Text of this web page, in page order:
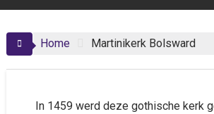
Home Martinikerk Bolsward
In 1459 werd deze gothische kerk